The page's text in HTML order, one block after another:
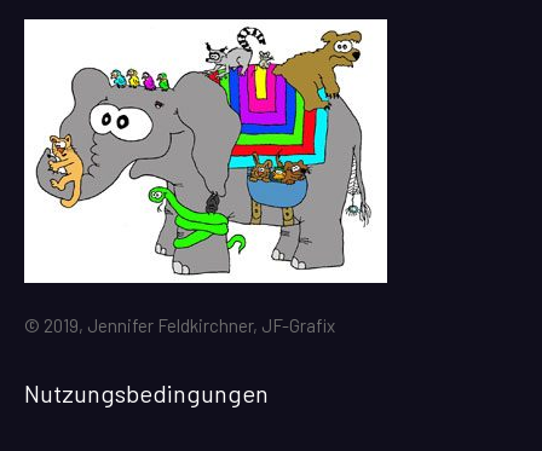
© 2019, Jennifer Feldkirchner, JF-Grafix
Nutzungsbedingungen